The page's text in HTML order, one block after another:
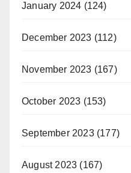
January 2024 (124)
December 2023 (112)
November 2023 (167)
October 2023 (153)
September 2023(177)
August 2023 (167)